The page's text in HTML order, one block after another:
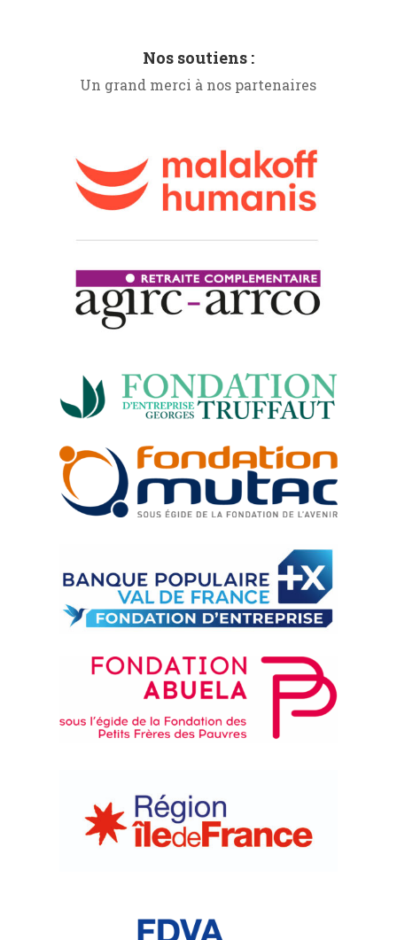
Nos soutiens :
Un grand merci à nos partenaires